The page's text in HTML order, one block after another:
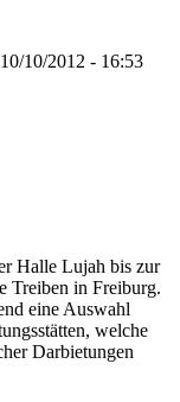
10/2012 - 16:53
Halle Lujah bis zur
Treiben in Freiburg.
eine Auswahl
welche
Darbietungen